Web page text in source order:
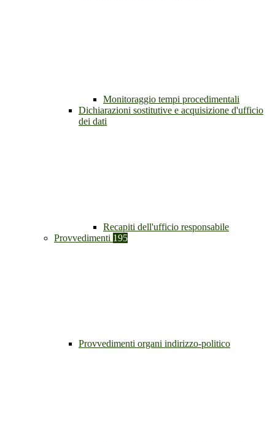
Monitoraggio tempi procedimentali
Dichiarazioni sostitutive e acquisizione d'ufficio
dei dati
Recapiti dell'ufficio responsabile
Provvedimenti 195
Provvedimenti organi indirizzo-politico